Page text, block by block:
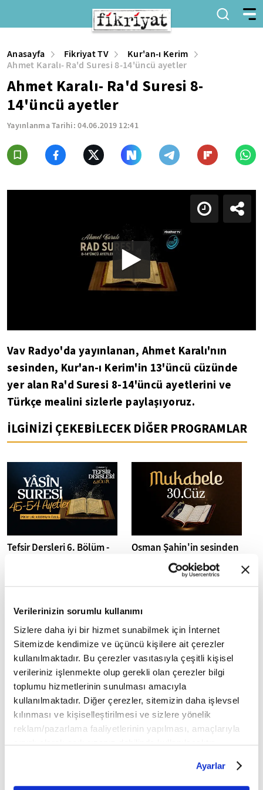
Verilerinizin sorumlu kullanımı
Sizlere daha iyi bir hizmet sunabilmek için İnternet
Sitemizde kendimize ve üçüncü kişilere ait çerezler
kullanılmaktadır. Bu çerezler vasıtasıyla çeşitli kişisel
verileriniz işlenmekte olup gerekli olan çerezler bilgi
toplumu hizmetlerinin sunulması amacıyla
kullanılmaktadır. Diğer çerezler, sitemizin daha işlevsel
kılınması ve kişiselleştirilmesi ve sizlere yönelik
reklam/pazarlama faaliyetlerinin yapılması, amaçlarıyla
sınırlı olarak açık rızanız dahilinde kullanılacaktır.
belirleyebilirsiniz. Çerezlere ilişkin detaylı bilgi için
Ayarlar butonuna tıklayabilir,Çerez Bilgilendirme
Ayarlar
Anasayfa Fikriyat TV
Kur'an-ı Kerim
Ahmet Karalı- Ra'd Suresi 8-14'üncü ayetler
Ahmet Karalı- Ra'd Suresi 8-
14'üncü ayetler
Yayınlanma Tarihi:04.06.2019 12:41
Vav Radyo'da yayınlanan, Ahmet Karalı'nın
sesinden, Kur'an-ı Kerim'in 13'üncü cüzünde
yer alan Ra'd Suresi 8-14'üncü ayetlerini ve
Türkçe mealini sizlerle paylaşıyoruz.
İLGİNİZİ ÇEKEBİLECEK DİĞER PROGRAMLAR
Tefsir Dersleri 6. Bölüm -
Osman Şahin'in sesinden
30. Cüz I Mukabele
Osman Şahin'in sesinden
29. Cüz I Mukabele
Osman Şahin'in sesinden
28. Cüz I Mukabele